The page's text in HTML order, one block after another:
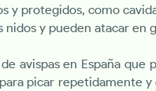
y protegidos, como
y pueden atacar en
avispas en España que
picar repetidamente